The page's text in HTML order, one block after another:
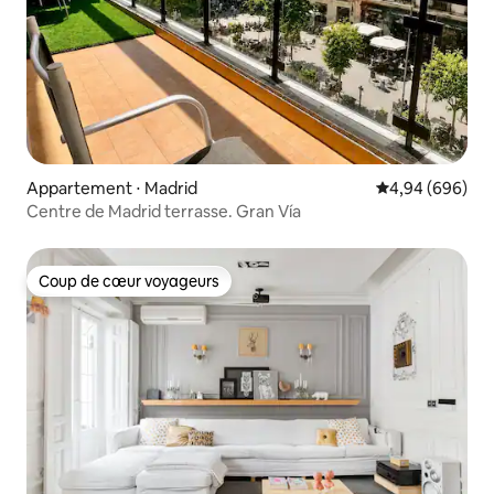
Appartement ⋅ Madrid Évaluation
4,94 (696)
Centre de Madrid terrasse. Gran Vía
Coup de cœur voyageurs
Coup de cœur voyageurs